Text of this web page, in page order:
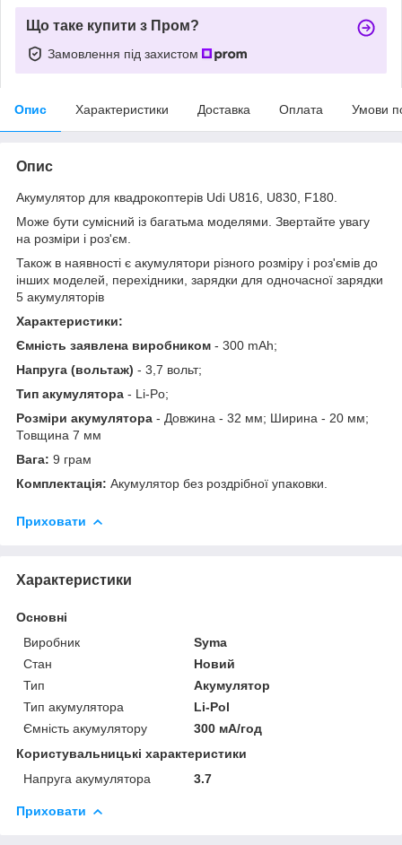
Що таке купити з Пром?
Замовлення під захистом
Опис Характеристики Доставка Оплата Умови
Опис
Акумулятор для квадрокоптерів Udi U816, U830, F180.
Може бути сумісний із багатьма моделями. Звертайте увагу
на розміри і роз'єм.
Також в наявності є акумулятори різного розміру і роз'ємів до
інших моделей, перехідники, зарядки для одночасної зарядки
5 акумуляторів
Характеристики:
Ємність заявлена виробником - 300 mAh;
Напруга (вольтаж) - 3,7 вольт;
Тип акумулятора - Li-Po;
Розміри акумулятора - Довжина - 32 мм; Ширина - 20 мм;
Товщина 7 мм
Вага: 9 грам
Комплектація: Акумулятор без роздрібної упаковки.
Приховати
Характеристики
Основні
Виробник
Syma
Стан
Новий
Тип
Акумулятор
Тип акумулятора
Li-Pol
Ємність акумулятору
300 мА/год
Користувальницькі характеристики
Напруга акумулятора
3.7
Приховати